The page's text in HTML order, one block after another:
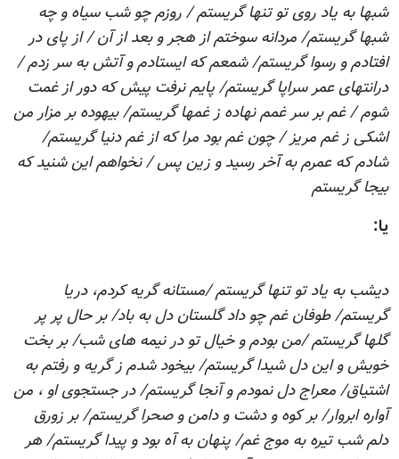
شبها به یاد روی تو تنها گریستم / روزم چو شب سیاه و چه
شبها گریستم/ مردانه سوختم از هجر و بعد از آن / از پای در
افتادم و رسوا گریستم/ شمعم که ایستادم و آتش به سر زدم /
درانتهای عمر سراپا گریستم/ پایم نرفت پیش که دور از غمت
شوم / غم بر سر غمم نهاده ز غمها گریستم/ بیهوده بر مزار من
اشکی ز غم مریز / چون غم بود مرا که از غم دنیا گریستم/
شادم که عمرم به آخر رسید و زین پس / نخواهم این شنید که
بیجا گریستم
يا:
دیشب به یاد تو تنها گریستم /مستانه گریه کردم، دریا
گریستم/ طوفان غم چو داد گلستان دل به باد/ بر حال پر پر
گلها گریستم /من بودم و خیال تو در نیمه های شب/ بر بخت
خویش و این دل شیدا گریستم/ بیخود شدم ز گریه و رفتم به
اشتیاق/ معراج دل نمودم و آنجا گریستم/ در جستجوی او ، من
آواره ابروار/ بر کوه و دشت و دامن و صحرا گریستم/ بر زورق
دلم شب تیره به موج غم/ پنهان به آه بود و پیدا گریستم/ هر